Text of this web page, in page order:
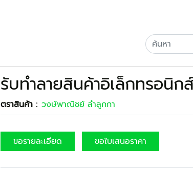
รับทำลายสินค้าอิเล็กทรอนิก
ตราสินค้า : วงษ์พาณิชย์ ลำลูกกา
ขอรายละเอียด ขอใบเสนอราคา